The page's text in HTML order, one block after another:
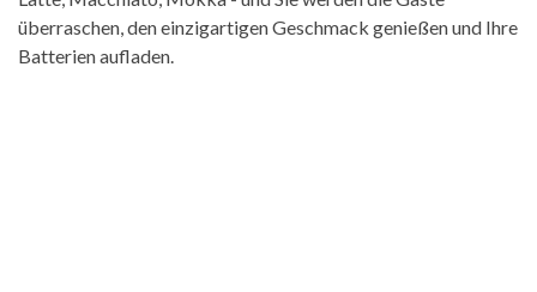
überraschen, den einzigartigen Geschmack genießen und Ihre
Batterien aufladen.